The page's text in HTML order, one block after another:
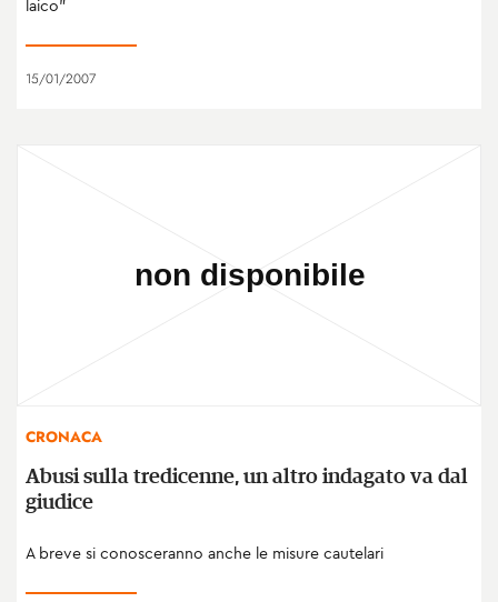
laico"
15/01/2007
CRONACA
Abusi sulla tredicenne, un altro indagato va dal
giudice
A breve si conosceranno anche le misure cautelari